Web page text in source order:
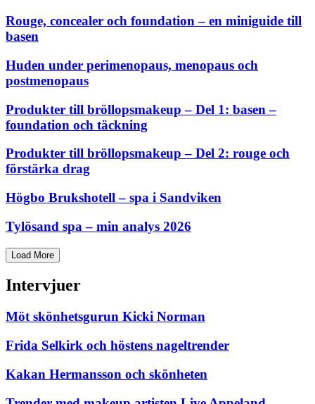
Rouge, concealer och foundation – en miniguide till
basen
Huden under perimenopaus, menopaus och
postmenopaus
Produkter till bröllopsmakeup – Del 1: basen –
foundation och täckning
Produkter till bröllopsmakeup – Del 2: rouge och
förstärka drag
Högbo Brukshotell – spa i Sandviken
Tylösand spa – min analys 2026
Load More
Intervjuer
Möt skönhetsgurun Kicki Norman
Frida Selkirk och höstens nageltrender
Kakan Hermansson och skönheten